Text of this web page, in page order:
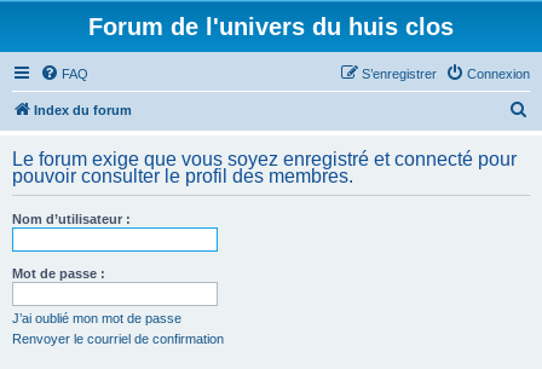
Forum de l'univers du huis clos
FAQ Connexion
S’enregistrer
Index du forum
h
Le forum exige que vous soyez enregistré et connecté pour
pouvoir consulter le profil des membres.
Nom d’utilisateur :
Mot de passe :
J’ai oublié mon mot de passe
Renvoyer le courriel de confirmation